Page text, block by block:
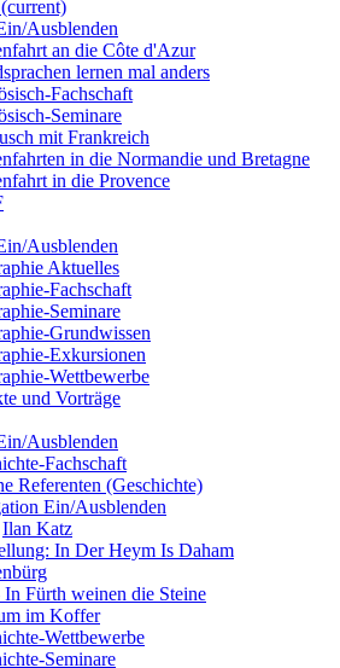
(current)
Ausblenden
an die Côte d'Azur
lernen mal anders
Fachschaft
Seminare
mit Frankreich
in die Normandie und Bretagne
in die Provence
Ausblenden
Aktuelles
Fachschaft
Seminare
Grundwissen
Exkursionen
Wettbewerbe
und Vorträge
Ausblenden
Fachschaft
Referenten (Geschichte)
Ein/Ausblenden
Ilan Katz
In Der Heym Is Daham
Fürth weinen die Steine
im Koffer
Wettbewerbe
Seminare